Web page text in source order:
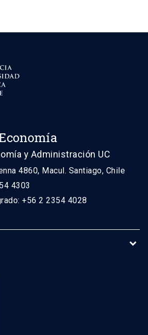
y Administración UC
4860, Macul. Santiago, Chile
4303
+56 2 2354 4028